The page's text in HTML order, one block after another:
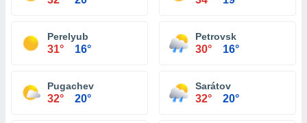
Perelyub
31° 16°
Petrovsk
30° 16°
Pugachev
32° 20°
Sarátov
32° 20°